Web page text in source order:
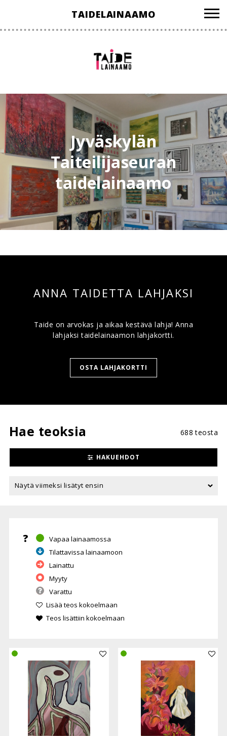
TAIDELAINAAMO
Jyväskylän
Taiteilijaseuran
taidelainaamo
ANNA TAIDETTA LAHJAKSI
Taide on arvokas ja aikaa kestävä lahja! Anna
lahjaksi taidelainaamon lahjakortti.
OSTA LAHJAKORTTI
Hae teoksia 688 teosta
HAKUEHDOT
?
Vapaa lainaamossa
Tilattavissa lainaamoon
Lainattu
Myyty
Varattu
Lisää teos kokoelmaan
Teos lisättiin kokoelmaan
Lisää teos kokoelmaan Lisää